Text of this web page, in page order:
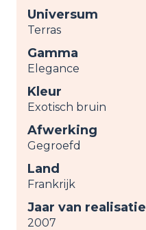
Universum
Terras
Gamma
Elegance
Kleur
Exotisch bruin
Afwerking
Gegroefd
Land
Frankrijk
Jaar van realisatie
2007